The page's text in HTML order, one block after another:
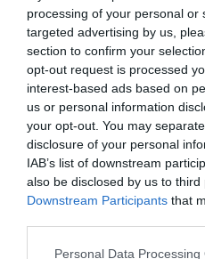
processing of your personal or
targeted advertising by us,
section to confirm your
opt-out request is processed
interest-based ads based on
us or personal information
your opt-out. You may
disclosure of your personal
IAB’s list of downstream
also be disclosed by us to third
Downstream Participants that
Personal Data Processing